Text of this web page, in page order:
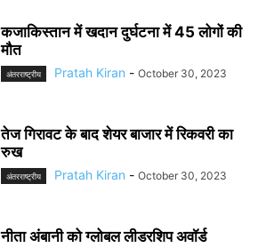
कजाकिस्तान में खदान दुर्घटना में 45 लोगों की
मौत
अंतरराष्ट्रीय Pratah Kiran - October 30, 2023
तेज गिरावट के बाद शेयर बाजार में रिकवरी का
रुख
अंतरराष्ट्रीय Pratah Kiran - October 30, 2023
नीता अंबानी को ग्लोबल लीडरशिप अवॉर्ड